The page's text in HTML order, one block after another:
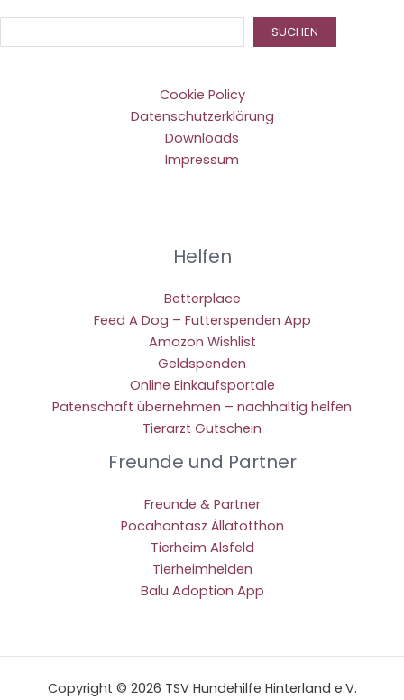
SUCHEN
Cookie Policy
Datenschutzerklärung
Downloads
Impressum
Helfen
Betterplace
Feed A Dog – Futterspenden App
Amazon Wishlist
Geldspenden
Online Einkaufsportale
Patenschaft übernehmen – nachhaltig helfen
Tierarzt Gutschein
Freunde und Partner
Freunde & Partner
Pocahontasz Állatotthon
Tierheim Alsfeld
Tierheimhelden
Balu Adoption App
Copyright © 2026 TSV Hundehilfe Hinterland e.V.